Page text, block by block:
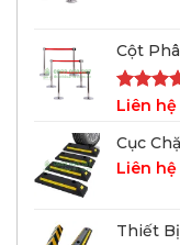
Cột
Được xếp
5 sao
Liên hệ
Cục
Liên hệ
Thiết